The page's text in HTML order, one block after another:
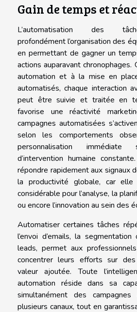
Gain de temps et
L’automatisation des
profondément l’organisation des
en permettant de gagner un
actions auparavant chronophages.
automation et à la mise en
automatisés, chaque interaction
peut être suivie et traitée en
favorise une réactivité
campagnes automatisées
selon les comportements
personnalisation immédiate
d’intervention humaine
répondre rapidement aux signaux
la productivité globale, car
considérable pour l’analyse, la
ou encore l’innovation au sein des
Automatiser certaines tâches
l’envoi d’emails, la
leads, permet aux
concentrer leurs efforts sur
valeur ajoutée. Toute
automation réside dans sa
simultanément des
plusieurs canaux, tout en